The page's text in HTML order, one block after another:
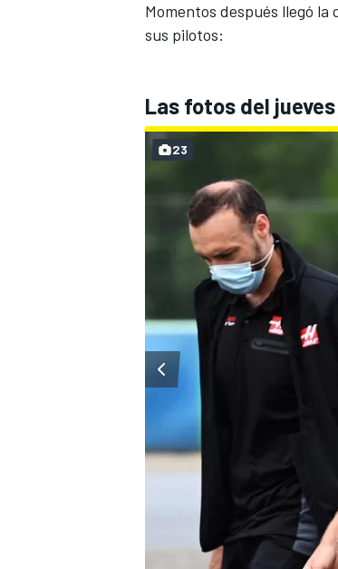
Momentos después llegó
sus pilotos:
Las fotos del
23